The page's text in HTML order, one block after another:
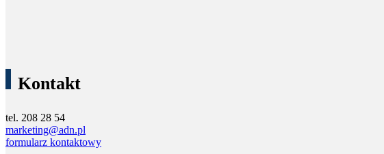
Kontakt
tel. 208 28 54
marketing@adn.pl
formularz kontaktowy